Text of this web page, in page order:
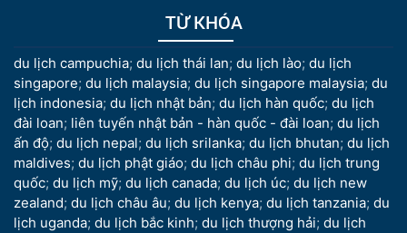
TỪ KHÓA
du lịch campuchia; du lịch thái lan; du lịch lào; du lịch
singapore; du lịch malaysia; du lịch singapore malaysia; du
lịch indonesia; du lịch nhật bản; du lịch hàn quốc; du lịch
đài loan; liên tuyến nhật bản - hàn quốc - đài loan; du lịch
ấn độ; du lịch nepal; du lịch srilanka; du lịch bhutan; du lịch
maldives; du lịch phật giáo; du lịch châu phi; du lịch trung
quốc; du lịch mỹ; du lịch canada; du lịch úc; du lịch new
zealand; du lịch châu âu; du lịch kenya; du lịch tanzania; du
lịch uganda; du lịch bắc kinh; du lịch thượng hải; du lịch